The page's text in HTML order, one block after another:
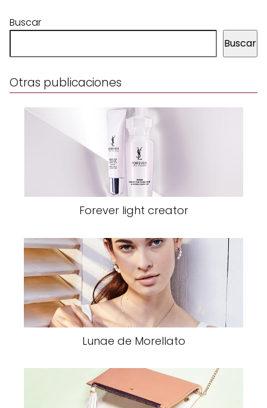
Buscar
Buscar
Otras publicaciones
Forever light creator
Lunae de Morellato